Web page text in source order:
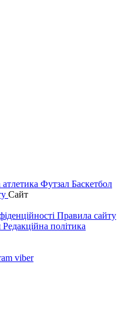
Футзал Баскетбол
Сайт
Правила сайту
Редакційна політика
viber